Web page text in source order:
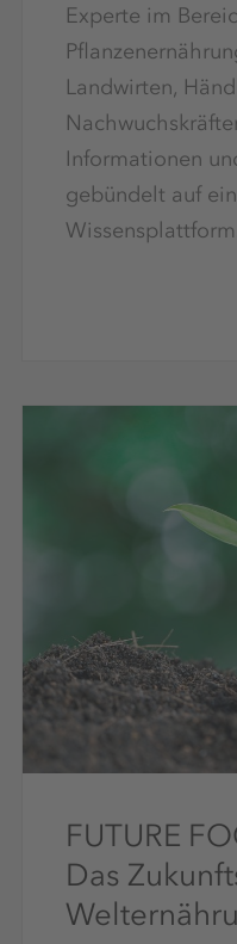
Experte im
Landwirten,
Informationen
gebündelt auf
FUTURE
Das